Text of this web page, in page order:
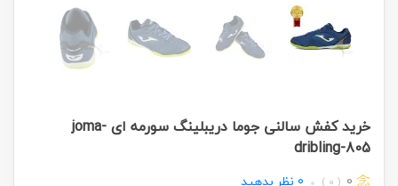
خرید کفش سالنی جوما دریبلینگ سورمه ای joma-
dribling-805
0
( 0 )
0 نظر بدهید